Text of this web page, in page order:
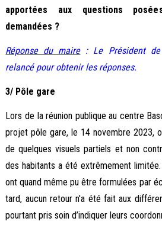
apportées aux questions
demandées ?
Réponse du maire: Le Président de
relancé pour obtenir les réponses.
3/ Pôle gare
Lors de la réunion publique au centre
projet pôle gare, le 14 novembre 2023,
de quelques visuels partiels et non
des habitants a été extrêmement
ont quand même pu être formulées par
tard, aucun retour n'a été fait aux
pourtant pris soin d’indiquer leurs